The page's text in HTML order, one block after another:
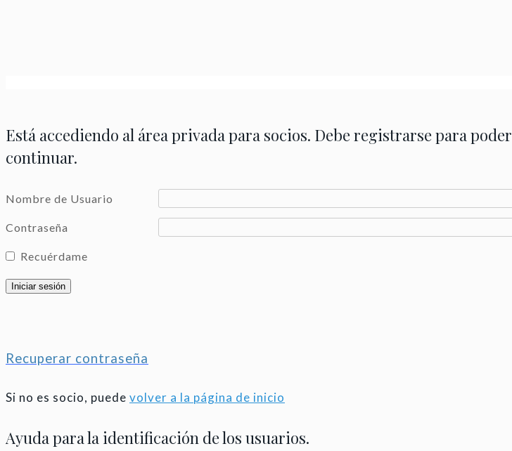
Está accediendo al área privada para socios. Debe registrarse para poder
continuar.
Nombre de Usuario
Contraseña
Recuérdame
Recuperar contraseña
Si no es socio, puede volver a la página de inicio
Ayuda para la identificación de los usuarios.